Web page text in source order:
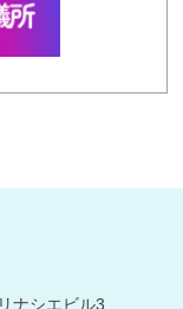
ナシエビル3